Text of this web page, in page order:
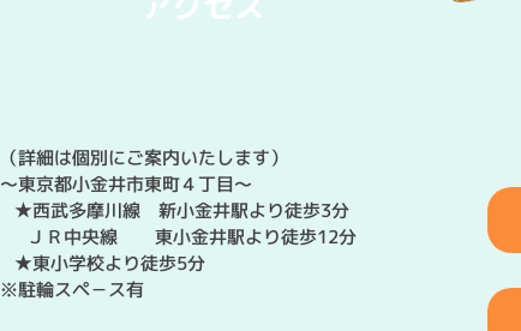
（詳細は個別にご案内いたします）​
～東京都小金井市東町４丁目～
★西武多摩川線 新小金井駅より徒歩3分​
ＪＲ中央線 東小金井駅より徒歩12分
★東小学校より徒歩5分
※駐輪スペ－ス有